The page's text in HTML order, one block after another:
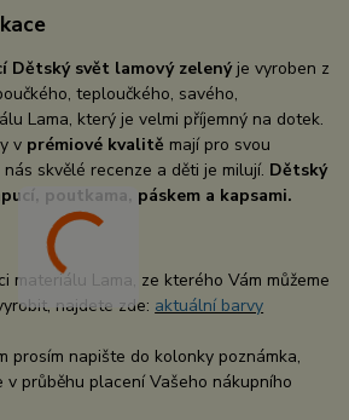
Dětský svět lamový zelený je vyroben z
teploučkého, savého,
Lama, který je velmi příjemný na dotek.
v prémiové kvalitě mají pro svou
skvělé recenze a děti je milují. Dětský
poutkama, páskem a kapsami.
materiálu Lama, ze kterého Vám můžeme
najdete zde: aktuální barvy
prosím napište do kolonky poznámka,
průběhu placení Vašeho nákupního